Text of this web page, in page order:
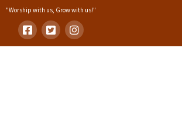
"Worship with us, Grow with us!"